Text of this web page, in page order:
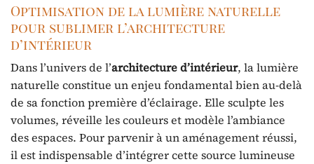
Optimisation de la lumière naturelle
pour sublimer l’architecture
d’intérieur
Dans l’univers de l’architecture d’intérieur, la lumière
naturelle constitue un enjeu fondamental bien au-delà
de sa fonction première d’éclairage. Elle sculpte les
volumes, réveille les couleurs et modèle l’ambiance
des espaces. Pour parvenir à un aménagement réussi,
il est indispensable d’intégrer cette source lumineuse